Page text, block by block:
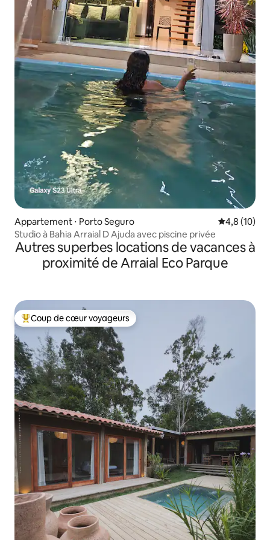
Appartement ⋅ Porto Seguro Évaluation
4,8 (10)
Studio à Bahia Arraial D Ajuda avec piscine privée
Autres superbes locations de vacances à
proximité de Arraial Eco Parque
Coups de cœur voyageurs les plus appréciés
Coup de cœur voyageurs